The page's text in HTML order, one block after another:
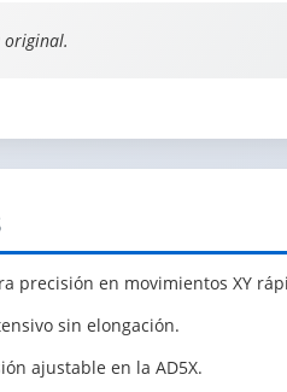
original.
precisión en movimientos XY
sin elongación.
ajustable en la AD5X.